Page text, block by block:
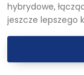
hybrydowe,
jeszcze lepszego